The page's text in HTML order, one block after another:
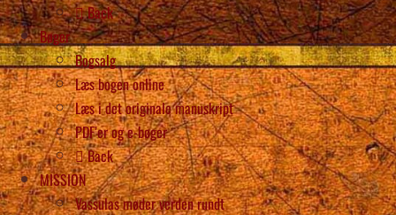
Back
Bøger
Bogsalg
Læs bogen online
Læs i det originale manuskript
PDF’er og e-bøger
Back
MISSION
Vassulas møder verden rundt